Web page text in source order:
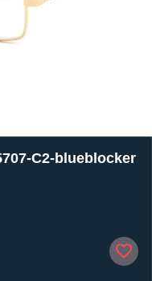
C2-blueblocker